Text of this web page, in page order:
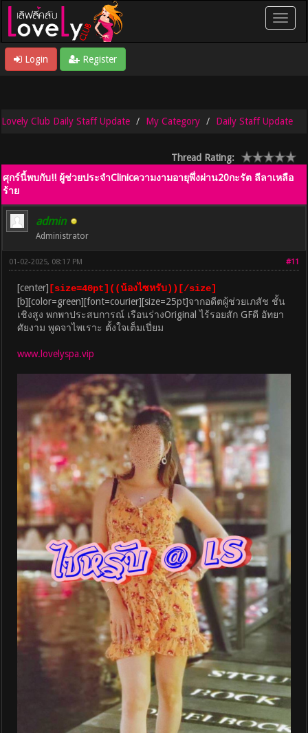
Login Register
Lovely Club Daily Staff Update My Category Daily Staff Update
Thread Rating:
ศุกร์นี้พบกับ!! ผู้ช่วยประจำClinicความงามอายุพึ่งผ่าน20กะรัต ลีลาเหลือ
ร้าย
admin
Administrator
#11
01-02-2025, 08:17 PM
[center] [size=40pt]((น้องไซหรับ))[/size]
[b][color=green][font=courier][size=25pt]จากอดีตผู้ช่วยเภสัช ชั้น
เชิงสูง พกพาประสบการณ์ เรือนร่างOriginal ไร้รอยสัก GFดี อัทยา
ศัยงาม พูดจาไพเราะ ตั้งใจเต็มเปี่ยม
www.lovelyspa.vip